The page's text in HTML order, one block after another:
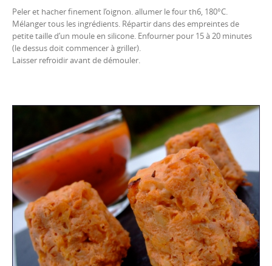
Peler et hacher finement l’oignon. allumer le four th6, 180°C.
Mélanger tous les ingrédients. Répartir dans des empreintes de
petite taille d’un moule en silicone. Enfourner pour 15 à 20 minutes
(le dessus doit commencer à griller).
Laisser refroidir avant de démouler.